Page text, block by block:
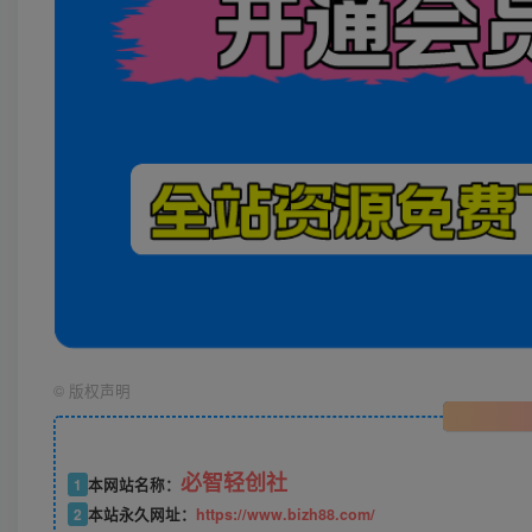
© 版权声明
1 本网站名称： 必智轻创社
2 本站永久网址： https://www.bizh88.com/